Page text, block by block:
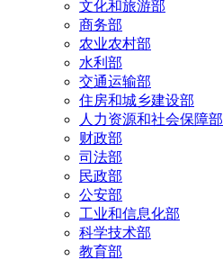
文化和旅游部
商务部
农业农村部
水利部
交通运输部
住房和城乡建设部
人力资源和社会保障部
财政部
司法部
民政部
公安部
工业和信息化部
科学技术部
教育部